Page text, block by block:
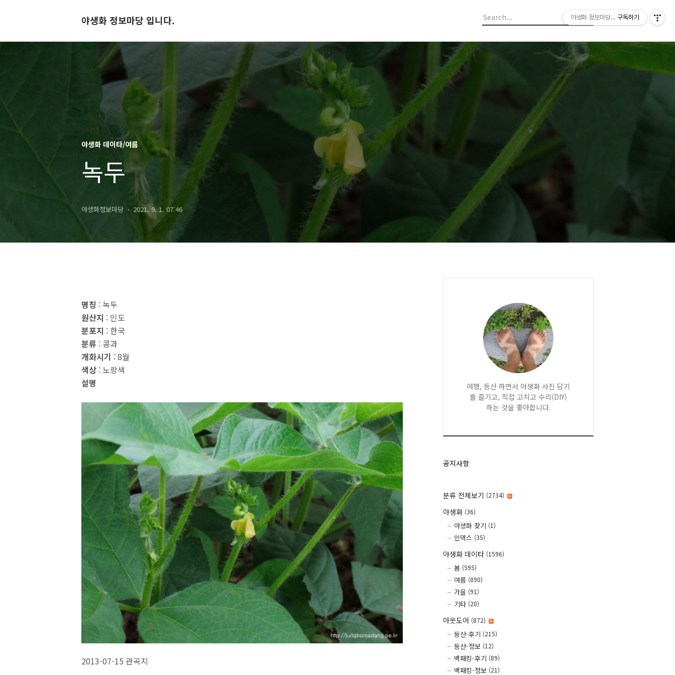
야생화 정보마당 입니다.
야생화 데이타/여름
녹두
야생화정보마당 2021. 9. 1. 07:46
명칭 : 녹두
원산지 : 인도
분포지 : 한국
분류 : 콩과
개화시기 : 8월
색상 : 노랑색
설명
2013-07-15 관곡지
여행, 등산 하면서 야생화 사진 담기
를 즐기고, 직접 고치고 수리(DIY)
하는 것을 좋아합니다.
공지사항
분류 전체보기 (2734)
야생화 (36)
야생화 찾기 (1)
인덱스 (35)
야생화 데이타 (1596)
봄 (595)
여름 (890)
가을 (91)
기타 (20)
아웃도어 (872)
등산-후기 (215)
등산-정보 (12)
백패킹-후기 (89)
백패킹-정보 (21)
야생화 정보마당 입니다.
구독하기